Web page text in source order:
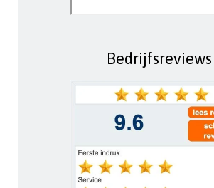
Bedrijfsreviews